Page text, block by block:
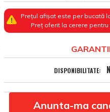
Prețul afișat este per bucată
Preț oferit la cerere
DISPONIBILITATE:
Anunta-ma